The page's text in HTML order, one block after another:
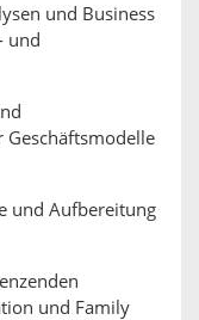
und Business
und
und Aufbereitung
und Family